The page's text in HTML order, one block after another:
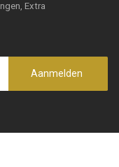
Extra
Aanmelden